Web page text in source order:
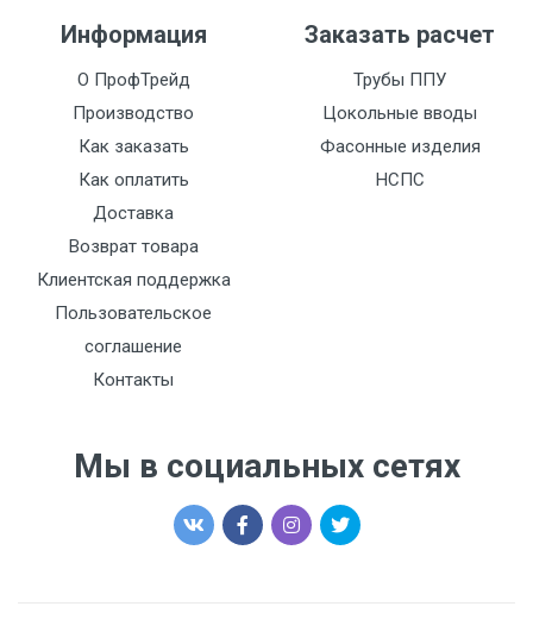
Информация
О ПрофТрейд
Производство
Как заказать
Как оплатить
Доставка
Возврат товара
Клиентская поддержка
Пользовательское
соглашение
Контакты
Заказать расчет
Трубы ППУ
Цокольные вводы
Фасонные изделия
НСПС
Мы в социальных сетях